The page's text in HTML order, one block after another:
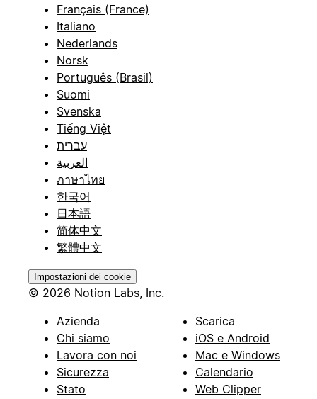
Français (France)
Italiano
Nederlands
Norsk
Português (Brasil)
Suomi
Svenska
Tiếng Việt
עברית
العربية
ภาษาไทย
한국어
日本語
简体中文
繁體中文
Impostazioni dei cookie
© 2026 Notion Labs, Inc.
Azienda
Chi siamo
Lavora con noi
Sicurezza
Stato
Scarica
iOS e Android
Mac e Windows
Calendario
Web Clipper